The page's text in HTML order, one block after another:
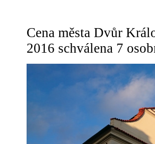
Cena města Dvůr
2016 schválena 7